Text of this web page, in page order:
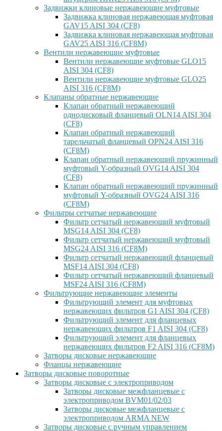
Задвижки клиновые нержавеющие муфтовые
Задвижка клиновая нержавеющая муфтовая
GAV15 AISI 304 (CF8)
Задвижка клиновая нержавеющая муфтовая
GAV25 AISI 316 (CF8M)
Вентили нержавеющие муфтовые
Вентили нержавеющие муфтовые GLO15
AISI 304 (CF8)
Вентили нержавеющие муфтовые GLO25
AISI 316 (CF8M)
Клапаны обратные нержавеющие
Клапан обратный нержавеющий
однодисковый фланцевый OLN14 AISI 304
(CF8)
Клапан обратный нержавеющий
тарельчатый фланцевый OPN24 AISI 316
(CF8M)
Клапан обратный нержавеющий пружинный
муфтовый Y-образный OVG14 AISI 304
(CF8)
Клапан обратный нержавеющий пружинный
муфтовый Y-образный OVG24 AISI 316
(CF8М)
Фильтры сетчатые нержавеющие
Фильтр сетчатый нержавеющий муфтовый
MSG14 AISI 304 (CF8)
Фильтр сетчатый нержавеющий муфтовый
MSG24 AISI 316 (CF8M)
Фильтр сетчатый нержавеющий фланцевый
MSF14 AISI 304 (CF8)
Фильтр сетчатый нержавеющий фланцевый
MSF24 AISI 316 (CF8M)
Фильтрующие нержавеющие элементы
Фильтрующий элемент для муфтовых
нержавеющих фильтров G1 AISI 304 (CF8)
Фильтрующий элемент для фланцевых
нержавеющих фильтров F1 AISI 304 (CF8)
Фильтрующий элемент для фланцевых
нержавеющих фильтров F2 AISI 316 (CF8M)
Затворы дисковые нержавеющие
Фланцы нержавеющие
Затворы дисковые поворотные
Затворы дисковые с электроприводом
Затворы дисковые межфланцевые с
электроприводом BVM01/02/03
Затворы дисковые межфланцевые с
электроприводом ARMA NEW
Затворы дисковые с ручным управлением